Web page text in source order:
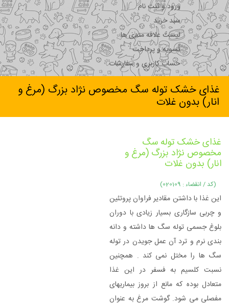
ورود و ثبت نام
سبد خرید
لیست علاقه مندی ها
تسویه و پرداخت
حساب کاربری و سفارشات
غذای خشک توله سگ مخصوص نژاد بزرگ (مرغ و
انار) بدون غلات
غذای خشک توله سگ
مخصوص نژاد بزرگ (مرغ و
انار) بدون غلات
(کد / انقضاء : 020109)
این غذا با داشتن مقادیر فراوان پروتئین
و چربی سازگاری بسیار زیادی با دوران
بلوغ جسمی توله سگ ها داشته و دانه
بندی نرم و ترد آن عمل جویدن در توله
سگ ها را مختل نمی کند . همچنین
نسبت کلسیم به فسفر در این غذا
متعادل بوده که مانع از بروز بیماریهای
مفصلی می شود. گوشت مرغ به عنوان